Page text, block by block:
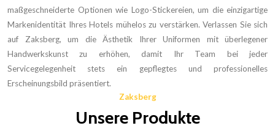
maßgeschneiderte Optionen wie Logo-Stickereien, um die einzigartige
Markenidentität Ihres Hotels mühelos zu verstärken. Verlassen Sie sich
auf Zaksberg, um die Ästhetik Ihrer Uniformen mit überlegener
Handwerkskunst zu erhöhen, damit Ihr Team bei jeder
Servicegelegenheit stets ein gepflegtes und professionelles
Erscheinungsbild präsentiert.
Zaksberg
Unsere Produkte